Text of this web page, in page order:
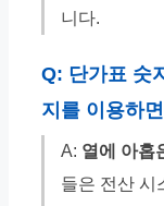
니다.
Q: 단가표 숫
지를 이용하
A: 열에 아홉
들은 전산 시